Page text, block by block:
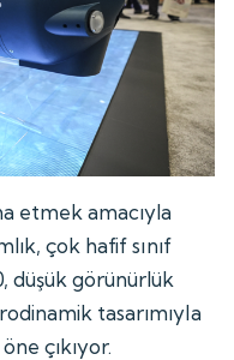
etmek amacıyla
çok hafif sınıf
düşük görünürlük
tasarımıyla
çıkıyor.